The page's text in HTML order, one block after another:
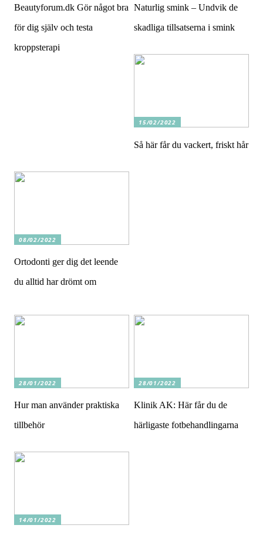
Beautyforum.dk Gör något bra
för dig själv och testa
kroppsterapi
Naturlig smink – Undvik de
skadliga tillsatserna i smink
15/02/2022
Så här får du vackert, friskt hår
08/02/2022
Ortodonti ger dig det leende
du alltid har drömt om
28/01/2022
Hur man använder praktiska
tillbehör
28/01/2022
Klinik AK: Här får du de
härligaste fotbehandlingarna
14/01/2022